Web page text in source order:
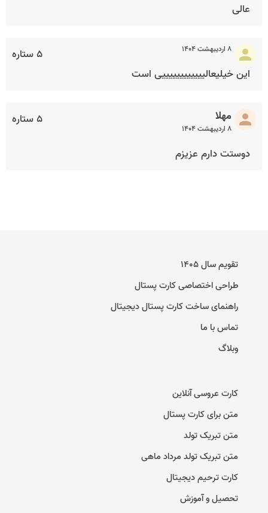
عالی
۵ ستاره ۸ اردیبهشت ۱۴۰۴
این خیلیعالییییییییییییی است
۵ ستاره مهلا
۸ اردیبهشت ۱۴۰۴
دوستت دارم عزیزم
تقویم سال ۱۴۰۵
طراحی اختصاصی کارت پستال
راهنمای ساخت کارت پستال دیجیتال
تماس با ما
وبلاگ
کارت عروسی آنلاین
متن برای کارت پستال
متن تبریک تولد
متن تبریک تولد مرداد ماهی
کارت ترحیم دیجیتال
تحصیل و آموزش